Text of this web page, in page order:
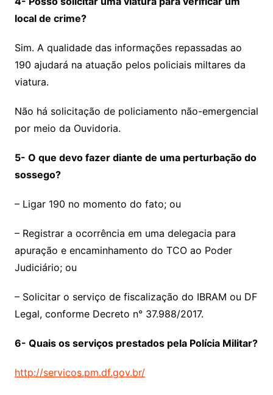
local de crime?
Sim. A qualidade das informações repassadas ao
190 ajudará na atuação pelos policiais miltares da
viatura.
Não há solicitação de policiamento não-emergencial
por meio da Ouvidoria.
5- O que devo fazer diante de uma perturbação do
sossego?
– Ligar 190 no momento do fato; ou
– Registrar a ocorrência em uma delegacia para
apuração e encaminhamento do TCO ao Poder
Judiciário; ou
– Solicitar o serviço de fiscalização do IBRAM ou DF
Legal, conforme Decreto n° 37.988/2017.
6- Quais os serviços prestados pela Polícia Militar?
http://servicos.pm.df.gov.br/